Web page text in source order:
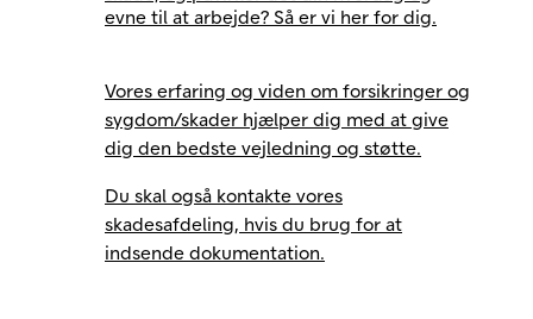
evne til at arbejde? Så er vi her for dig.
Vores erfaring og viden om forsikringer og
sygdom/skader hjælper dig med at give
dig den bedste vejledning og støtte.
Du skal også kontakte vores
skadesafdeling, hvis du brug for at
indsende dokumentation.